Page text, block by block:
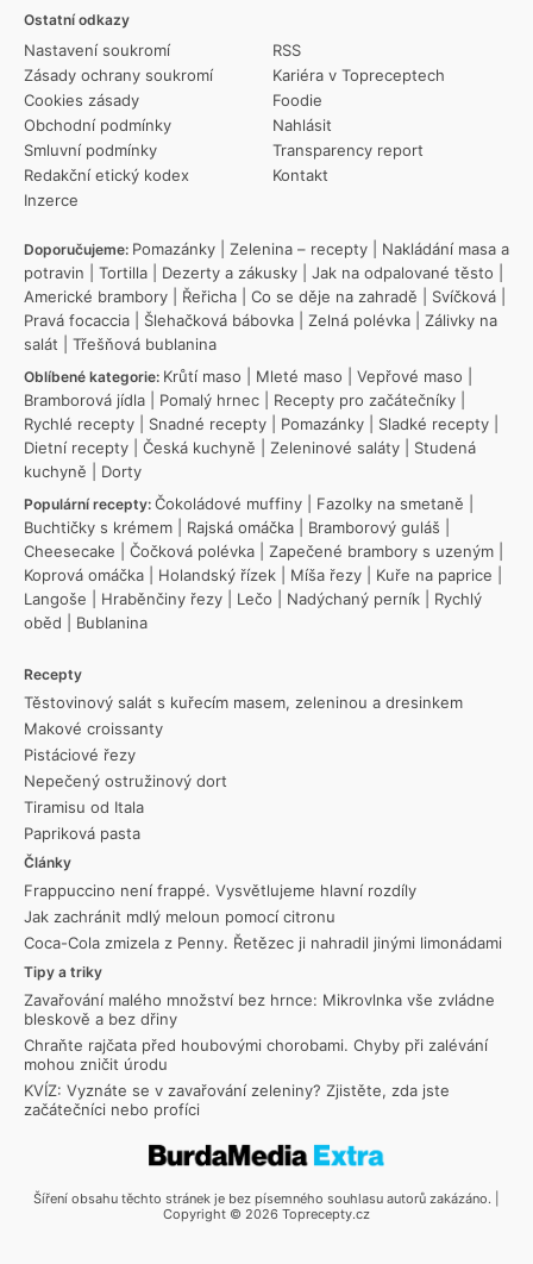
Ostatní odkazy
Nastavení soukromí
Zásady ochrany soukromí
Cookies zásady
Obchodní podmínky
Smluvní podmínky
Redakční etický kodex
Inzerce
RSS
Kariéra v Topreceptech
Foodie
Nahlásit
Transparency report
Kontakt
Doporučujeme: Pomazánky Zelenina – recepty
Nakládání masa a
potravin
Tortilla Dezerty a zákusky Jak na odpalované těsto
Americké brambory
Řeřicha Co se děje na zahradě Svíčková
Pravá focaccia
Šlehačková bábovka Zelná polévka
Zálivky na
salát
Třešňová bublanina
Oblíbené kategorie: Krůtí maso Mleté maso Vepřové maso
Bramborová jídla
Pomalý hrnec Recepty pro začátečníky
Rychlé recepty
Snadné recepty Pomazánky Sladké recepty
Dietní recepty
Česká kuchyně Zeleninové saláty
Studená
kuchyně
Dorty
Populární recepty: Čokoládové muffiny Fazolky na smetaně
Buchtičky s krémem
Rajská omáčka Bramborový guláš
Cheesecake
Čočková polévka Zapečené brambory s uzeným
Koprová omáčka
Holandský řízek Míša řezy Kuře na paprice
Langoše
Hraběnčiny řezy Lečo Nadýchaný perník
Rychlý
oběd
Bublanina
Recepty
Těstovinový salát s kuřecím masem, zeleninou a dresinkem
Makové croissanty
Pistáciové řezy
Nepečený ostružinový dort
Tiramisu od Itala
Papriková pasta
Články
Frappuccino není frappé. Vysvětlujeme hlavní rozdíly
Jak zachránit mdlý meloun pomocí citronu
Coca-Cola zmizela z Penny. Řetězec ji nahradil jinými limonádami
Tipy a triky
Zavařování malého množství bez hrnce: Mikrovlnka vše zvládne
bleskově a bez dřiny
Chraňte rajčata před houbovými chorobami. Chyby při zalévání
mohou zničit úrodu
KVÍZ: Vyznáte se v zavařování zeleniny? Zjistěte, zda jste
začátečníci nebo profíci
Šíření obsahu těchto stránek je bez písemného souhlasu autorů zakázáno. |
Copyright © 2026 Toprecepty.cz